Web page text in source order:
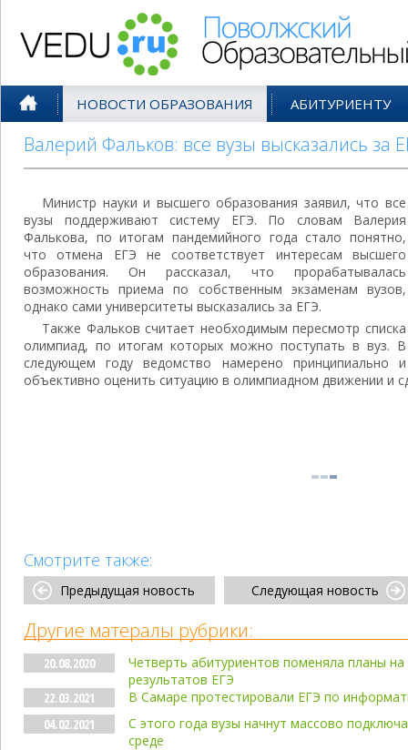
НОВОСТИ ОБРАЗОВАНИЯ АБИТУРИЕНТУ
Валерий Фальков: все вузы высказались за
Министр науки и высшего образования заявил, что все
вузы поддерживают систему ЕГЭ. По словам Валерия
Фалькова, по итогам пандемийного года стало понятно,
что отмена ЕГЭ не соответствует интересам высшего
образования. Он рассказал, что прорабатывалась
возможность приема по собственным экзаменам вузов,
однако сами университеты высказались за ЕГЭ.
Также Фальков считает необходимым пересмотр списка
олимпиад, по итогам которых можно поступать в вуз. В
следующем году ведомство намерено принципиально и
объективно оценить ситуацию в олимпиадном движении и
Смотрите также:
Предыдущая новость Следующая новость
Другие матералы рубрики:
20.08.2020
Четверть абитуриентов поменяла планы
результатов ЕГЭ
22.03.2021
В Самаре протестировали ЕГЭ по
04.02.2021
С этого года вузы начнут массово
среде